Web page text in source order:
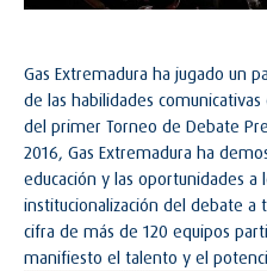
Gas Extremadura ha jugado un
de las habilidades
del primer Torneo de Debate
2016, Gas Extremadura ha
educación y las oportunidades a
institucionalización del debate a
cifra de más de 120 equipos
manifiesto el talento y el